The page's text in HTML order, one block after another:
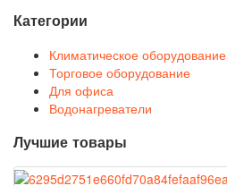
Категории
Климатическое оборудование
Торговое оборудование
Для офиса
Водонагреватели
Лучшие товары